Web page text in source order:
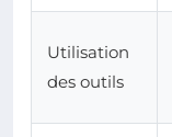
Utilisation
des outils